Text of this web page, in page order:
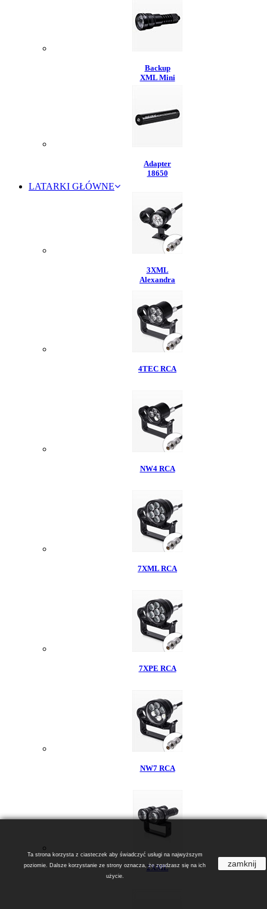
Ta strona korzysta z ciasteczek aby świadczyć usługi na najwyższym
poziomie. Dalsze korzystanie ze strony oznacza, że zgadzasz się na ich
użycie.
zamknij
Backup
XML Mini
Adapter
18650
LATARKI GŁÓWNE
3XML
Alexandra
4TEC RCA
NW4 RCA
7XML RCA
7XPE RCA
NW7 RCA
2XML